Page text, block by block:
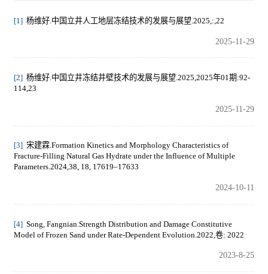
[1] 杨维好.中国立井人工地层冻结技术的发展与展望.2025,:,22
2025-11-29
[2] 杨维好.中国立井冻结井壁技术的发展与展望.2025,2025年01期:92-
114,23
2025-11-29
[3] 宋建霖.Formation Kinetics and Morphology Characteristics of
Fracture-Filling Natural Gas Hydrate under the Influence of Multiple
Parameters.2024,38, 18, 17619–17633
2024-10-11
[4] Song, Fangnian.Strength Distribution and Damage Constitutive
Model of Frozen Sand under Rate-Dependent Evolution.2022,卷: 2022
2023-8-25